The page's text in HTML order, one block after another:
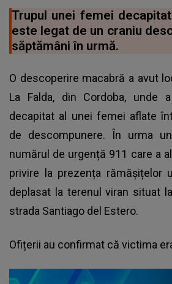
Trupul unei femei
este legat de un craniu
săptămâni în urmă.
O descoperire macabră a avut
La Falda, din Cordoba, unde
decapitat al unei femei aflate
de descompunere. În urma
numărul de urgență 911 care a
privire la prezența rămășițelor
deplasat la terenul viran situat
strada Santiago del Estero.
Ofițerii au confirmat că victima